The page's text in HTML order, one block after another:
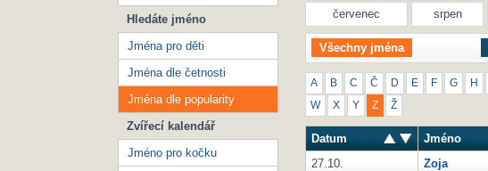
červenec
srpen
Všechny jména
A B C Č D E F G H
W X Y Z Ž
Datum Jméno
27.10.
Zoja
Hledáte jméno
Jména pro děti
Jména dle četnosti
Jména dle popularity
Zvířecí kalendář
Jméno pro kočku